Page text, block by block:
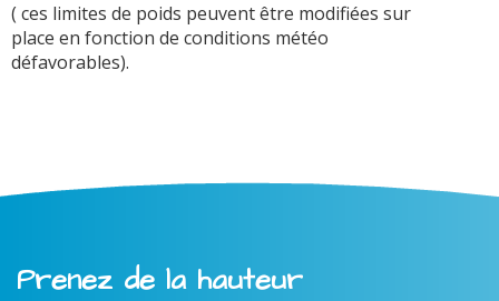
( ces limites de poids peuvent être modifiées sur
place en fonction de conditions météo
défavorables).
Prenez de la hauteur